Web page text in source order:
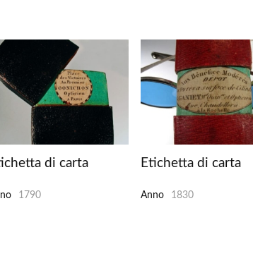
di carta
1790
Etichetta di carta
Anno 1830